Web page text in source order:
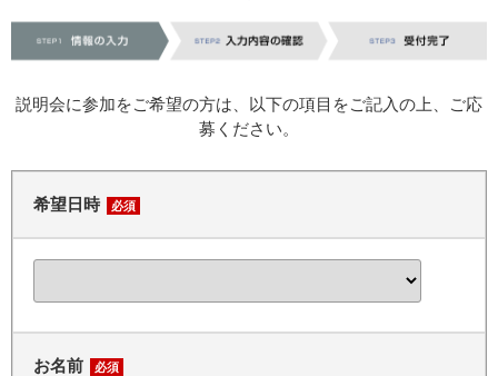
説明会に参加をご希望の方は、以下の項目をご記入の上、ご応
募ください。
希望日時 必須
お名前 必須